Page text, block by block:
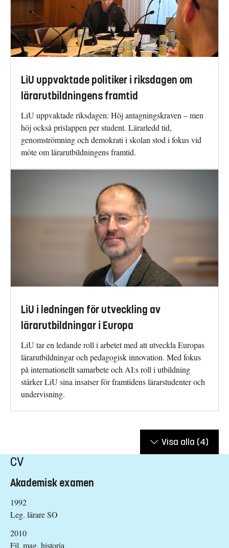
LiU uppvaktade politiker i riksdagen om
lärarutbildningens framtid
LiU uppvaktade riksdagen: Höj antagningskraven – men
höj också prislappen per student. Lärarledd tid,
genomströmning och demokrati i skolan stod i fokus vid
möte om lärarutbildningens framtid.
LiU i ledningen för utveckling av
lärarutbildningar i Europa
LiU tar en ledande roll i arbetet med att utveckla Europas
lärarutbildningar och pedagogisk innovation. Med fokus
på internationellt samarbete och AI:s roll i utbildning
stärker LiU sina insatser för framtidens lärarstudenter och
undervisning.
Visa alla (4)
CV
Akademisk examen
1992
Leg. lärare SO
2010
Fil. mag. historia